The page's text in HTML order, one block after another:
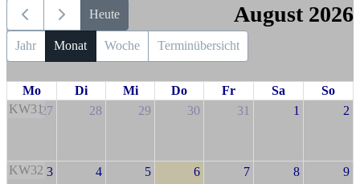
Heute August 2026
Jahr Monat Woche Terminübersicht
Mo Di Mi Do Fr Sa
So
KW3127 28 29 30 31 1 2
KW32 3 4 5 6 7 8 9